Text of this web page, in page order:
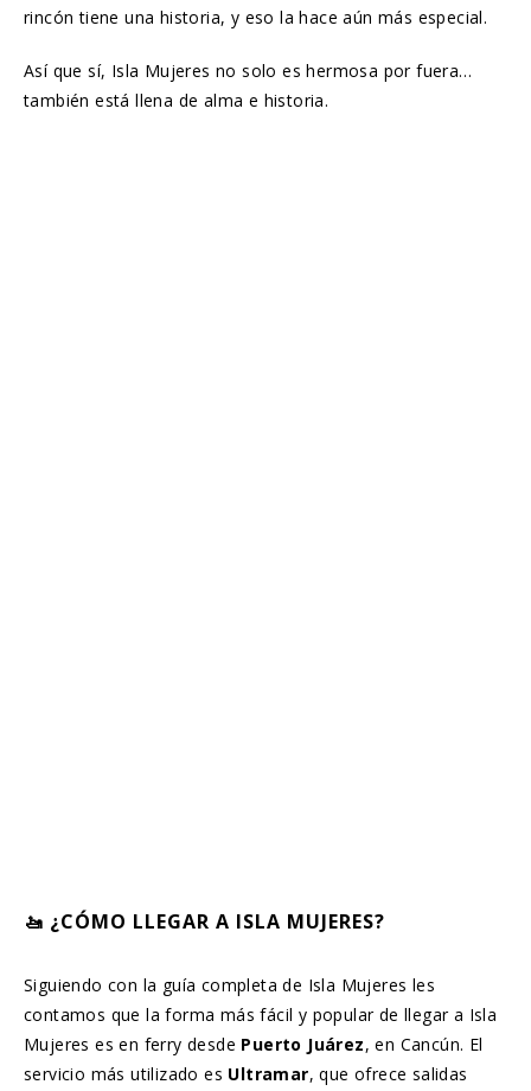
rincón tiene una historia, y eso la hace aún más especial.
Así que sí, Isla Mujeres no solo es hermosa por fuera…
también está llena de alma e historia.
🚤 ¿CÓMO LLEGAR A ISLA MUJERES?
Siguiendo con la guía completa de Isla Mujeres les
contamos que la forma más fácil y popular de llegar a Isla
Mujeres es en ferry desde Puerto Juárez, en Cancún. El
servicio más utilizado es Ultramar, que ofrece salidas